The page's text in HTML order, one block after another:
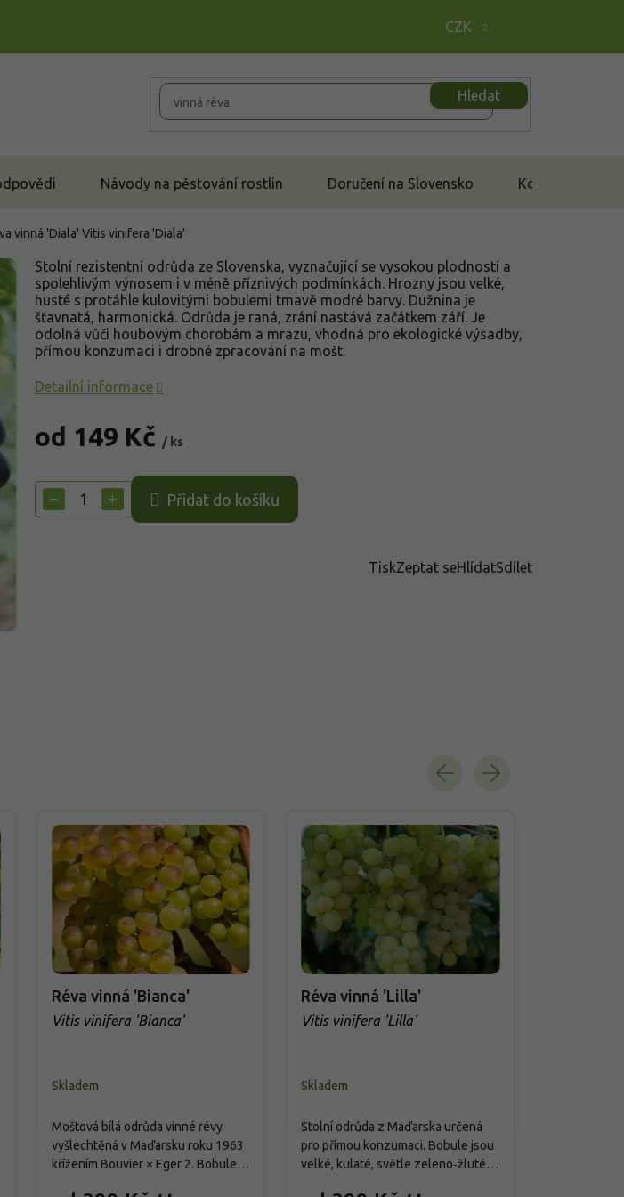
CZK
Hledat
Návody na pěstování rostlin Doručení na Slovensko Kontakt
vinná 'Diala' Vitis vinifera 'Diala'
od 149 Kč / ks
cena:
+
− Přidat do košíku
Stolní rezistentní odrůda ze Slovenska, vyznačující se vysokou plodností a
spolehlivým výnosem i v méně příznivých podmínkách. Hrozny jsou velké,
husté s protáhle kulovitými bobulemi tmavě modré barvy. Dužnina je
šťavnatá, harmonická. Odrůda je raná, zrání nastává začátkem září. Je
odolná vůči houbovým chorobám a mrazu, vhodná pro ekologické výsadby,
přímou konzumaci i drobné zpracování na mošt.
Detailní informace
TiskZeptat seHlídatSdílet
Réva vinná 'Bianca'
Vitis vinifera 'Bianca'
Skladem
Moštová bílá odrůda vinné révy
vyšlechtěná v Maďarsku roku 1963
křížením Bouvier × Eger 2. Bobule
Réva vinná 'Lilla'
Vitis vinifera 'Lilla'
Skladem
Stolní odrůda z Maďarska určená
pro přímou konzumaci. Bobule jsou
velké, kulaté, světle zeleno‑žluté